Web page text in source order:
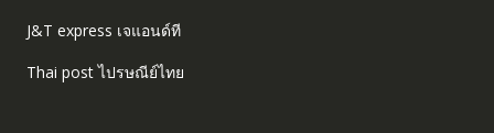
J&T express เจแอนด์ที
Thai post ไปรษณีย์ไทย